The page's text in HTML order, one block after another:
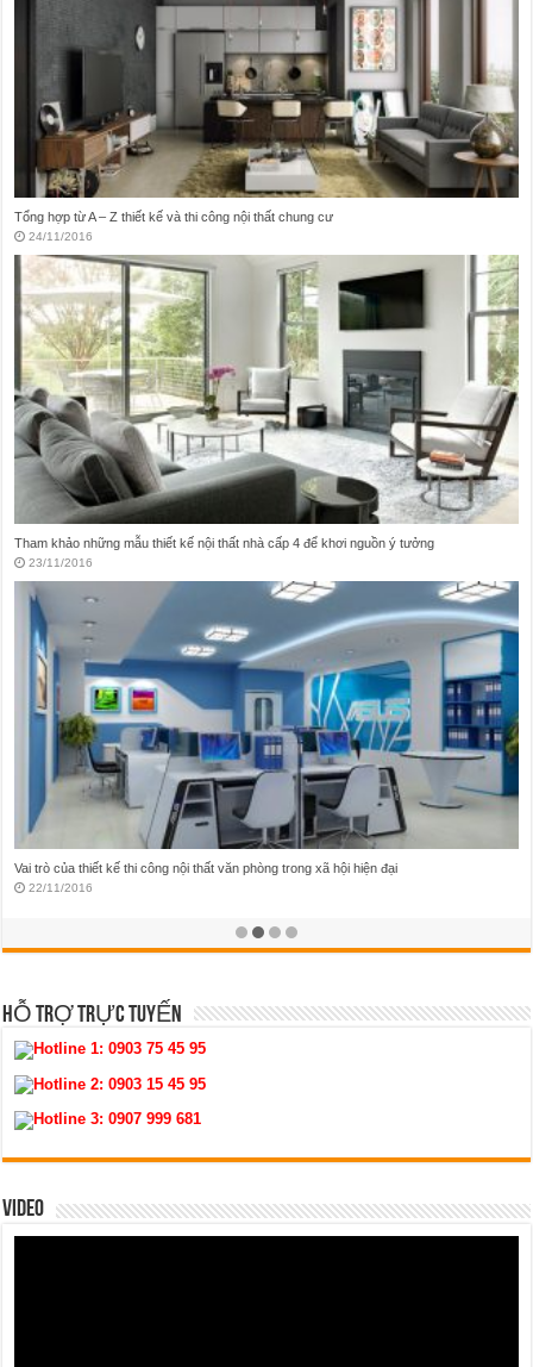
Vấn đề trong thiết kế nội thất nhà vệ sinh hay mắc phải
21/11/2016
Thiết kế thi công nội thất nhà ở theo phong cách Vintage
20/11/2016
Thám hiểm những mẫu thiết kế nội thất quán karaoke huyền ảo tại Việt Nam
19/11/2016
HỖ TRỢ TRỰC TUYẾN
Hotline 1:0903 75 45 95
Hotline 2:0903 15 45 95
Hotline 3:0907 999 681
VIDEO